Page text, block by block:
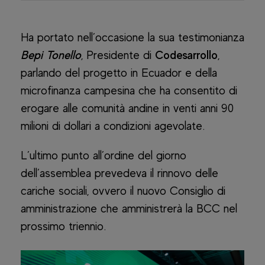
Ha portato nell’occasione la sua testimonianza
Bepi Tonello, Presidente di Codesarrollo
parlando del progetto in Ecuador e della
microfinanza campesina che ha consentito di
erogare alle comunità andine in venti anni 90
milioni di dollari a condizioni agevolate.
L’ultimo punto all’ordine del giorno
dell’assemblea prevedeva il rinnovo delle
cariche sociali, ovvero il nuovo Consiglio di
amministrazione che amministrerà la BCC nel
prossimo triennio.